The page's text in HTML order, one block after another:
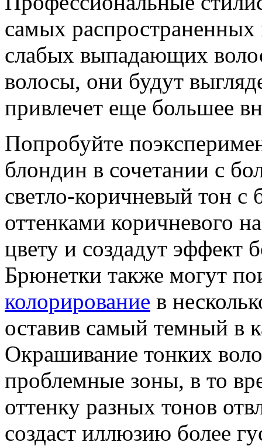
самых
слабых выпадающих
волосы, они будут
привлечет еще большее
Попробуйте
блондин в сочетании с
светло-коричневый тон
оттенками коричневого
цвету и создадут эффект
Брюнетки также могут
колорирование в
оставив самый темный в
Окрашивание тонких
проблемные зоны, в то
оттенку разных тонов
создаст иллюзию более